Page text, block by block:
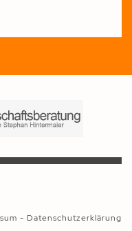
- Datenschutzerklärung